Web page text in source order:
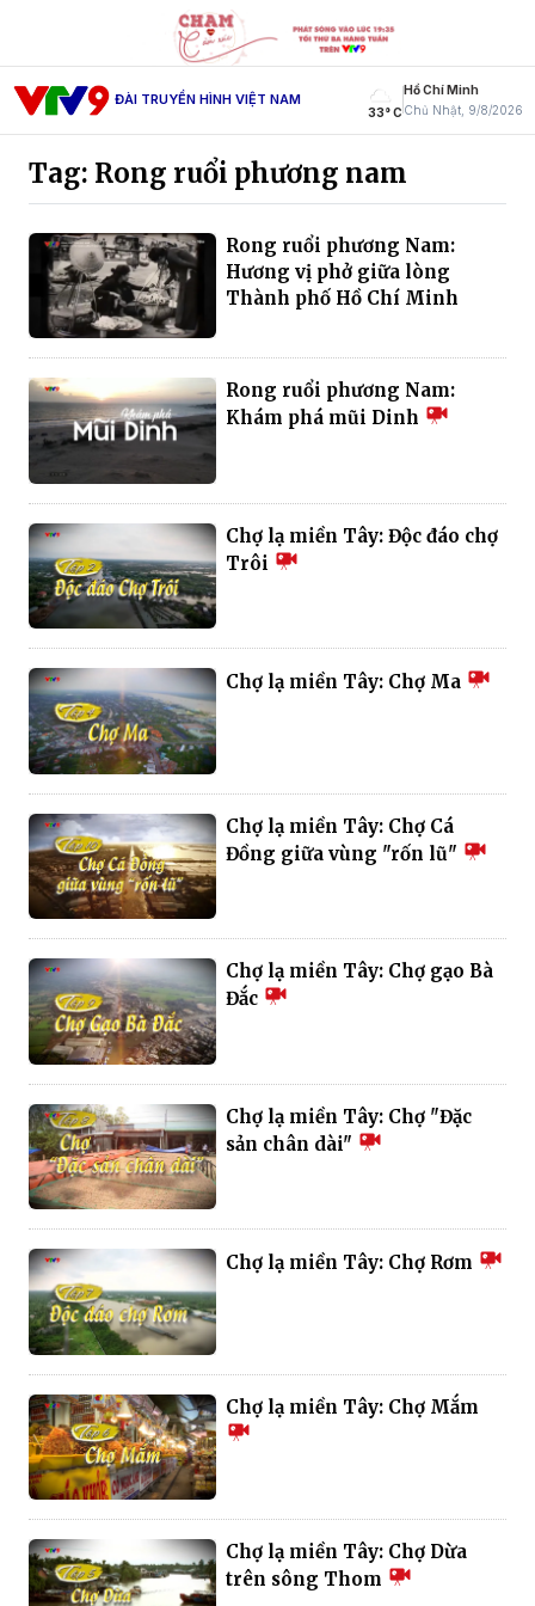
ĐÀI TRUYỀN HÌNH VIỆT NAM
33° C
Hồ Chí Minh
Chủ Nhật, 9/8/2026
Tag: Rong ruổi phương nam
Rong ruổi phương Nam:
Hương vị phở giữa lòng
Thành phố Hồ Chí Minh
Rong ruổi phương Nam:
Khám phá mũi Dinh
Chợ lạ miền Tây: Độc đáo chợ
Trôi
Chợ lạ miền Tây: Chợ Ma
Chợ lạ miền Tây: Chợ Cá
Đồng giữa vùng "rốn lũ"
Chợ lạ miền Tây: Chợ gạo Bà
Đắc
Chợ lạ miền Tây: Chợ "Đặc
sản chân dài"
Chợ lạ miền Tây: Chợ Rơm
Chợ lạ miền Tây: Chợ Mắm
Chợ lạ miền Tây: Chợ Dừa
trên sông Thom